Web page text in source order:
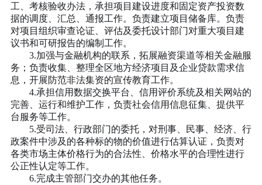
工、考核验收办法，承担项目建设进度和固定资产投资数
据的调度、汇总、通报工作。负责建立项目储备库。负责
对项目组织审查论证、评估及委托设计部门对重大项目建
议书和可研报告的编制工作。
3.加强与金融机构的联系，拓展融资渠道等相关金融服
务；负责收集、整理全区地方经济项目及企业贷款需求信
息，开展防范非法集资的宣传教育工作。
4.承担信用数据交换平台、信用评价系统及相关网站的
完善、运行和维护工作，负责社会信用信息征集、提供平
台服务等工作。
5.受司法、行政部门的委托，对刑事、民事、经济、行
政案件中涉及的各种标的物的价值进行估算认证，负责对
各类市场主体价格行为的合法性、价格水平的合理性进行
公正性认定等工作。
6.完成主管部门交办的其他任务。